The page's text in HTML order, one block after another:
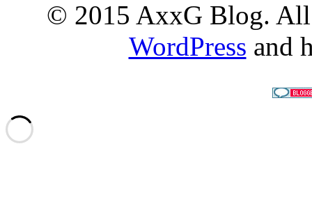
© 2015 AxxG Blog. All
WordPress and